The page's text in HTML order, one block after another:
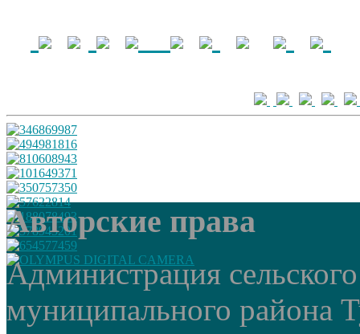
Авторские права
Администрация
муниципального района